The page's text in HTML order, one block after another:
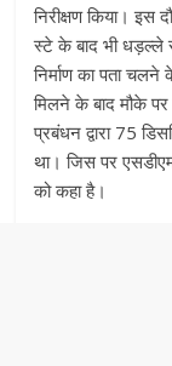
निरीक्षण किया। इस
स्टे के बाद भी धड़ल्ले
निर्माण का पता
मिलने के बाद मौके
प्रबंधन द्वारा 75
था। जिस पर
को कहा है।